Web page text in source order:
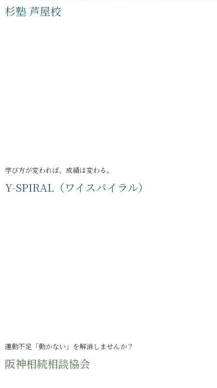
杉塾 芦屋校
学び方が変われば、成績は変わる。
Y-SPIRAL（ワイスパイラル）
運動不足「動かない」を解消しませんか？
阪神相続相談協会